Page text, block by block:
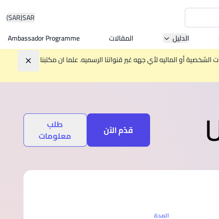
SAR
(SAR)
Asia
الدليل المقالات
Ambassador Programme
أو الماليه لأي جهه غير قنواتنا الرسميه. علما ان مكتبنا
تجاهل
قدّم الآن
طلب
معلومات
المدة